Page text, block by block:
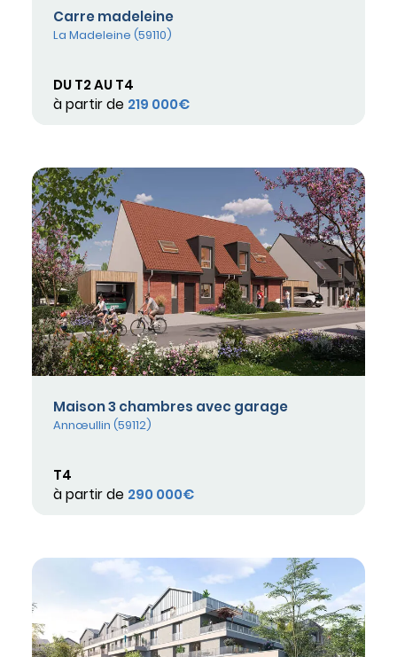
Carre madeleine
La Madeleine (59110)
DU T2 AU T4
à partir de 219 000€
Maison 3 chambres avec garage
Annœullin (59112)
T4
à partir de 290 000€